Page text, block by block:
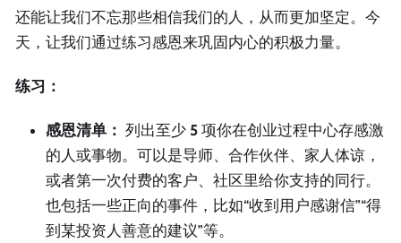
还能让我们不忘那些相信我们的人，从而更加坚定。今
天，让我们通过练习感恩来巩固内心的积极力量。
练习：
感恩清单： 列出至少 5 项你在创业过程中心存感激
的人或事物。可以是导师、合作伙伴、家人体谅，
或者第一次付费的客户、社区里给你支持的同行。
也包括一些正向的事件，比如“收到用户感谢信”“得
到某投资人善意的建议”等。